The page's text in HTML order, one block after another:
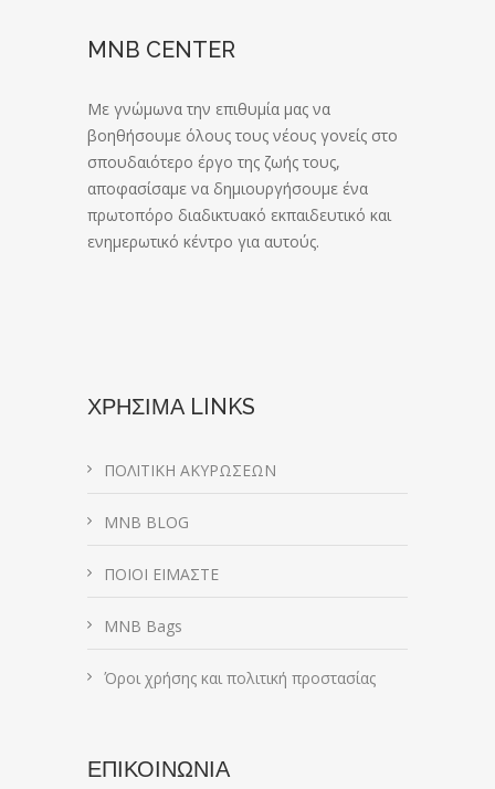
MNB CENTER
Με γνώμωνα την επιθυμία μας να
βοηθήσουμε όλους τους νέους γονείς στο
σπουδαιότερο έργο της ζωής τους,
αποφασίσαμε να δημιουργήσουμε ένα
πρωτοπόρο διαδικτυακό εκπαιδευτικό και
ενημερωτικό κέντρο για αυτούς.
ΧΡΗΣΙΜΑ LINKS
ΠΟΛΙΤΙΚΗ ΑΚΥΡΩΣΕΩΝ
MNB BLOG
ΠΟΙΟΙ ΕΙΜΑΣΤΕ
MNB Bags
Όροι χρήσης και πολιτική προστασίας
ΕΠΙΚΟΙΝΩΝΙΑ